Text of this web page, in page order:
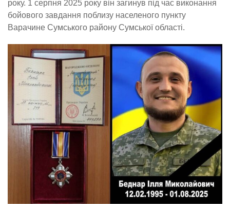
року. 1 серпня 2025 року він загинув під час виконання
бойового завдання поблизу населеного пункту
Варачине Сумського району Сумської області.